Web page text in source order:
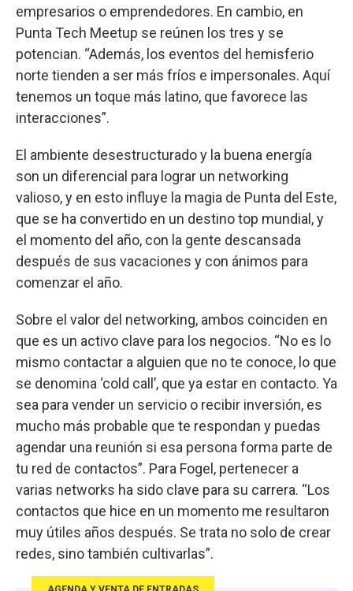
empresarios o emprendedores. En cambio, en
Punta Tech Meetup se reúnen los tres y se
potencian. “Además, los eventos del hemisferio
norte tienden a ser más fríos e impersonales. Aquí
tenemos un toque más latino, que favorece las
interacciones”.
El ambiente desestructurado y la buena energía
son un diferencial para lograr un networking
valioso, y en esto influye la magia de Punta del Este,
que se ha convertido en un destino top mundial, y
el momento del año, con la gente descansada
después de sus vacaciones y con ánimos para
comenzar el año.
Sobre el valor del networking, ambos coinciden en
que es un activo clave para los negocios. “No es lo
mismo contactar a alguien que no te conoce, lo que
se denomina ‘cold call’, que ya estar en contacto. Ya
sea para vender un servicio o recibir inversión, es
mucho más probable que te respondan y puedas
agendar una reunión si esa persona forma parte de
tu red de contactos”. Para Fogel, pertenecer a
varias networks ha sido clave para su carrera. “Los
contactos que hice en un momento me resultaron
muy útiles años después. Se trata no solo de crear
redes, sino también cultivarlas”.